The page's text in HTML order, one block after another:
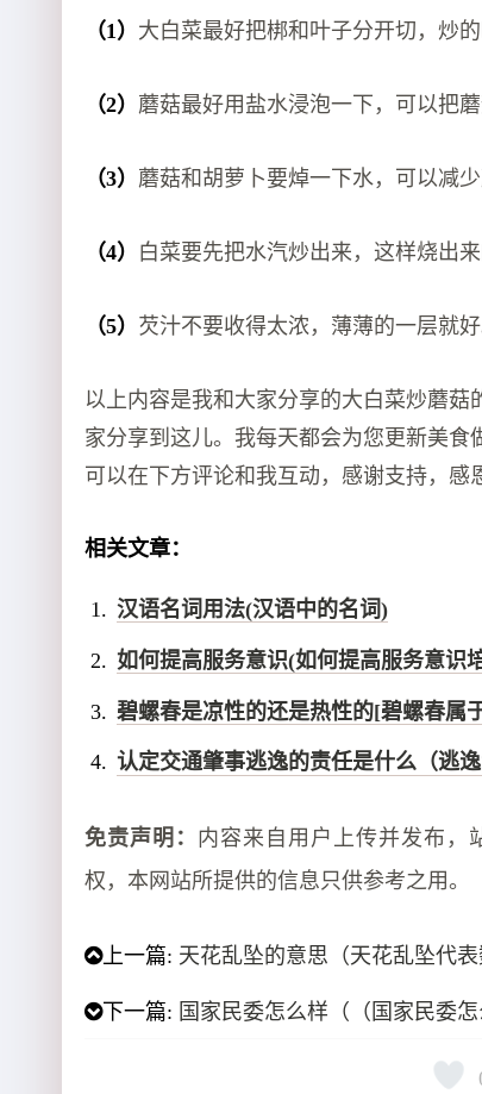
（1） 大白菜最好把梆和叶子分开切，炒
（2） 蘑菇最好用盐水浸泡一下，可以把
（3） 蘑菇和胡萝卜要焯一下水，可以减
（4） 白菜要先把水汽炒出来，这样烧出
（5） 芡汁不要收得太浓，薄薄的一层就好
以上内容是我和大家分享的大白菜炒蘑
家分享到这儿。我每天都会为您更新美
可以在下方评论和我互动，感谢支持，感
相关文章：
汉语名词用法(汉语中的名词)
如何提高服务意识(如何提高服务意识
碧螺春是凉性的还是热性的[碧螺春属
认定交通肇事逃逸的责任是什么（逃逸
免责声明： 内容来自用户上传并发布，
权，本网站所提供的信息只供参考之用。
上一篇: 天花乱坠的意思（天花乱坠代表
下一篇: 国家民委怎么样（（国家民委怎